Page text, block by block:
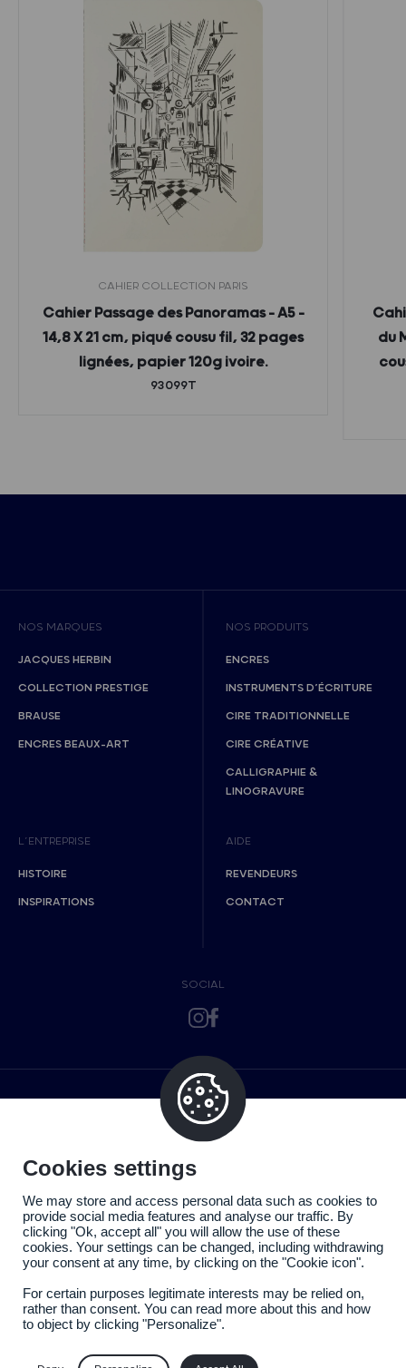
CAHIER COLLECTION PARIS
Cahier Passage des Panoramas – A5 –
14,8 X 21 cm, piqué cousu fil, 32 pages
lignées, papier 120g ivoire.
93099T
du
NOS MARQUES
JACQUES HERBIN
COLLECTION PRESTIGE
BRAUSE
ENCRES BEAUX-ART
NOS PRODUITS
ENCRES
INSTRUMENTS D’ÉCRITURE
CIRE TRADITIONNELLE
CIRE CRÉATIVE
CALLIGRAPHIE &
LINOGRAVURE
L’ENTREPRISE
HISTOIRE
INSPIRATIONS
AIDE
REVENDEURS
CONTACT
SOCIAL
Cookies settings
We may store and access personal data such as cookies to
provide social media features and analyse our traffic. By
clicking "Ok, accept all" you will allow the use of these
cookies. Your settings can be changed, including withdrawing
your consent at any time, by clicking on the "Cookie icon".
For certain purposes legitimate interests may be relied on,
rather than consent. You can read more about this and how
to object by clicking "Personalize".